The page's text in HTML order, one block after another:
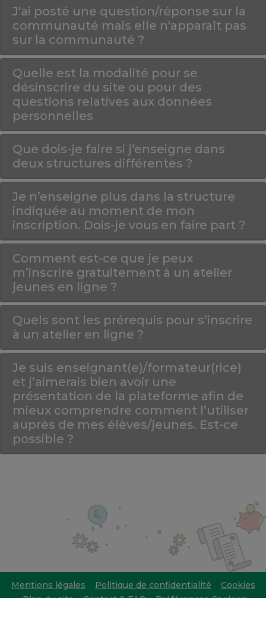
J'ai posté une question/réponse sur la
communauté mais elle n'apparaît pas
sur la communauté ?
Quelle est la modalité pour se
désinscrire du site ou pour des
questions relatives aux données
personnelles
Que dois-je faire si j’enseigne dans
deux structures différentes ?
Je n’enseigne plus dans la structure
indiquée au moment de mon
inscription. Dois-je vous en faire part ?
Comment est-ce que je peux
m’inscrire gratuitement à un atelier
jeunes en ligne ?
Quels sont les prérequis pour s’inscrire
à un atelier en ligne ?
Je suis enseignant(e)/formateur(rice)
et j’aimerais bien avoir une
présentation de la plateforme afin de
mieux comprendre comment l’utiliser
auprès de mes élèves/jeunes. Est-ce
possible ?
Mentions légales Politique de confidentialité
Cookies
Plan du site
Contact & FAQ
Préférences Cookies: